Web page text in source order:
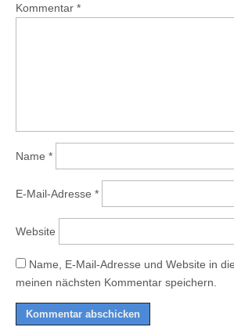
Kommentar *
Name *
E-Mail-Adresse *
Website
Name, E-Mail-Adresse und Website in
meinen nächsten Kommentar speichern.